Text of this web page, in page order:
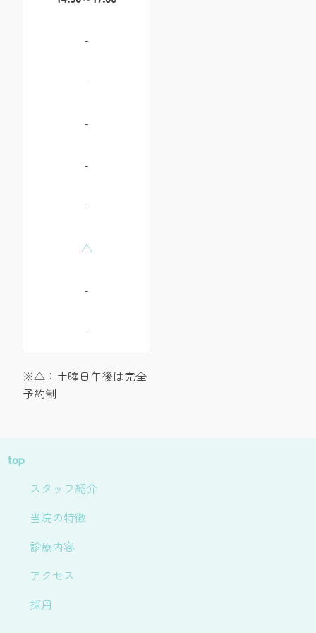
-
-
-
-
-
△
-
-
※△：土曜日午後は完全
予約制
top
スタッフ紹介
当院の特徴
診療内容
アクセス
採用